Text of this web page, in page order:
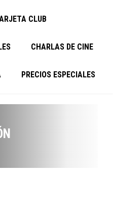
CLUB
CHARLAS DE CINE
PRECIOS ESPECIALES